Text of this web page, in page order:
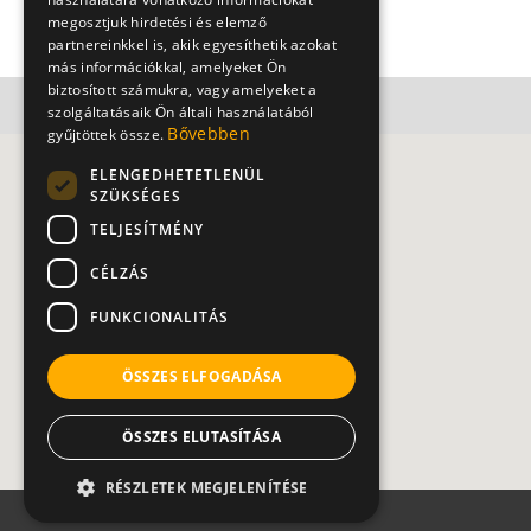
megosztjuk hirdetési és elemző
partnereinkkel is, akik egyesíthetik azokat
más információkkal, amelyeket Ön
biztosított számukra, vagy amelyeket a
szolgáltatásaik Ön általi használatából
gyűjtöttek össze. Bővebben
ELENGEDHETETLENÜL
SZÜKSÉGES
TELJESÍTMÉNY
CÉLZÁS
FUNKCIONALITÁS
ÖSSZES ELFOGADÁSA
ÖSSZES ELUTASÍTÁSA
RÉSZLETEK MEGJELENÍTÉSE